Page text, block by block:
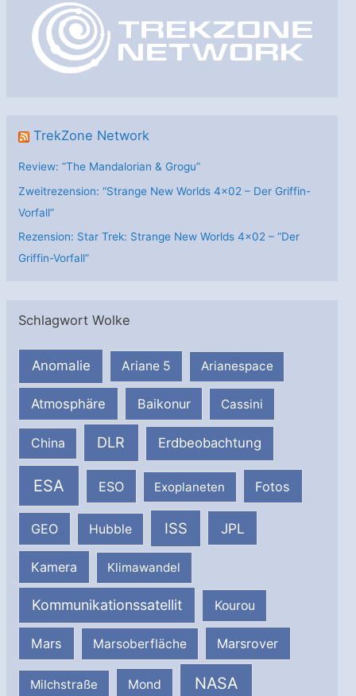
TrekZone Network
Review: “The Mandalorian & Grogu”
Zweitrezension: “Strange New Worlds 4×02 – Der Griffin-
Vorfall”
Rezension: Star Trek: Strange New Worlds 4×02 – “Der
Griffin-Vorfall”
Schlagwort Wolke
Anomalie Ariane 5 Arianespace
Atmosphäre Baikonur Cassini
China DLR Erdbeobachtung
ESA ESO Exoplaneten Fotos
GEO Hubble ISS JPL
Kamera Klimawandel
Kommunikationssatellit Kourou
Mars Marsoberfläche Marsrover
Milchstraße Mond NASA